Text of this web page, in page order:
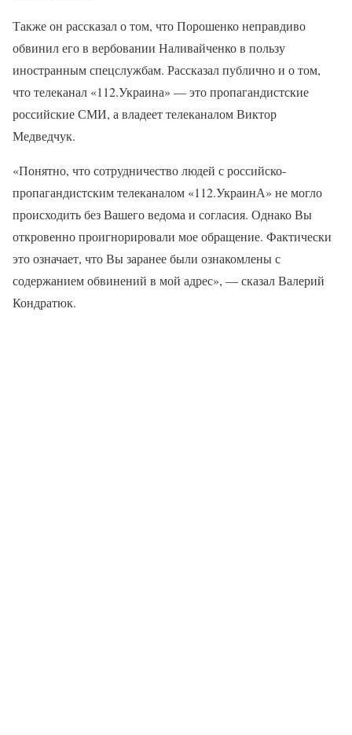
Также он рассказал о том, что Порошенко неправдиво
обвинил его в вербовании Наливайченко в пользу
иностранным спецслужбам. Рассказал публично и о том,
что телеканал «112.Украина» — это пропагандистские
российские СМИ, а владеет телеканалом Виктор
Медведчук.
«Понятно, что сотрудничество людей с российско-
пропагандистским телеканалом «112.УкраинА» не могло
происходить без Вашего ведома и согласия. Однако Вы
откровенно проигнорировали мое обращение. Фактически
это означает, что Вы заранее были ознакомлены с
содержанием обвинений в мой адрес», — сказал Валерий
Кондратюк.